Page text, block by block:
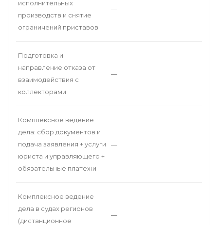
исполнительных
производств и снятие
ограничений приставов
—
Подготовка и
направление отказа от
взаимодействия с
коллекторами
—
Комплексное ведение
дела: сбор документов и
подача заявления + услуги
юриста и управляющего +
обязательные платежи
—
Комплексное ведение
дела в судах регионов
(дистанционное
—